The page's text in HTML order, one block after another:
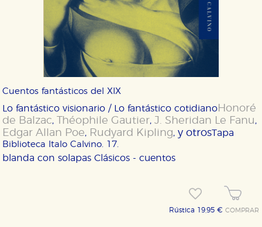
Cuentos fantásticos del XIX
Lo fantástico visionario / Lo fantástico cotidianoHonoré
de Balzac, Théophile Gautier,J. Sheridan Le Fanu,
Edgar Allan Poe, Rudyard Kipling,y otros
Biblioteca Italo Calvino. 17.
Tapa
blanda con solapasClásicos - cuentos
Rústica 19,95 €COMPRAR